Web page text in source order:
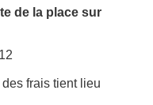
de la place sur
frais tient lieu